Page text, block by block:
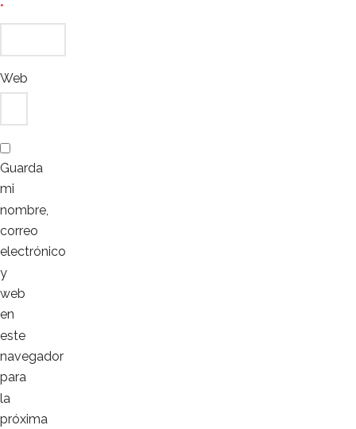
*
Web
Guarda
mi
nombre,
correo
electrónico
y
web
en
este
navegador
para
la
próxima